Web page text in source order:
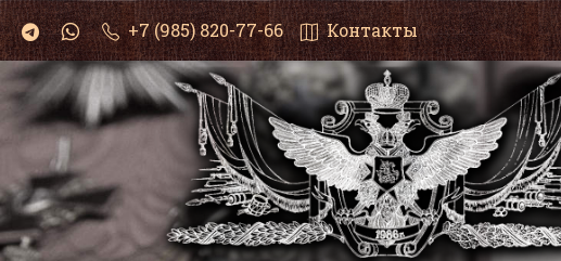
+7 (985) 820-77-66 Контакты